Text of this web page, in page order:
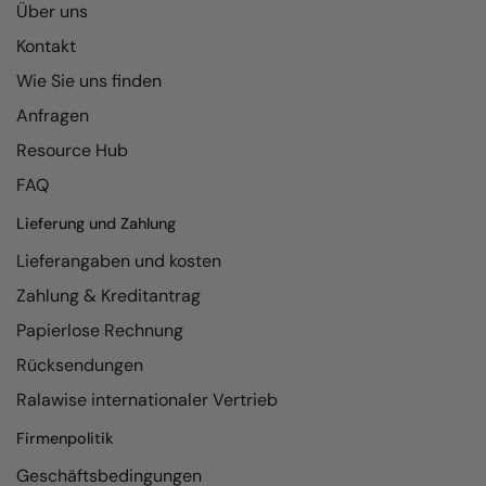
Kariban
Kariban Proact
KiMood
Kodak
Maddins
Madeira
MagiCut
Marketing Hub
Über uns
Kontakt
Wie Sie uns finden
Anfragen
Resource Hub
FAQ
Lieferung und Zahlung
Lieferangaben und kosten
Zahlung & Kreditantrag
Papierlose Rechnung
Rücksendungen
Ralawise internationaler Vertrieb
Firmenpolitik
Geschäftsbedingungen